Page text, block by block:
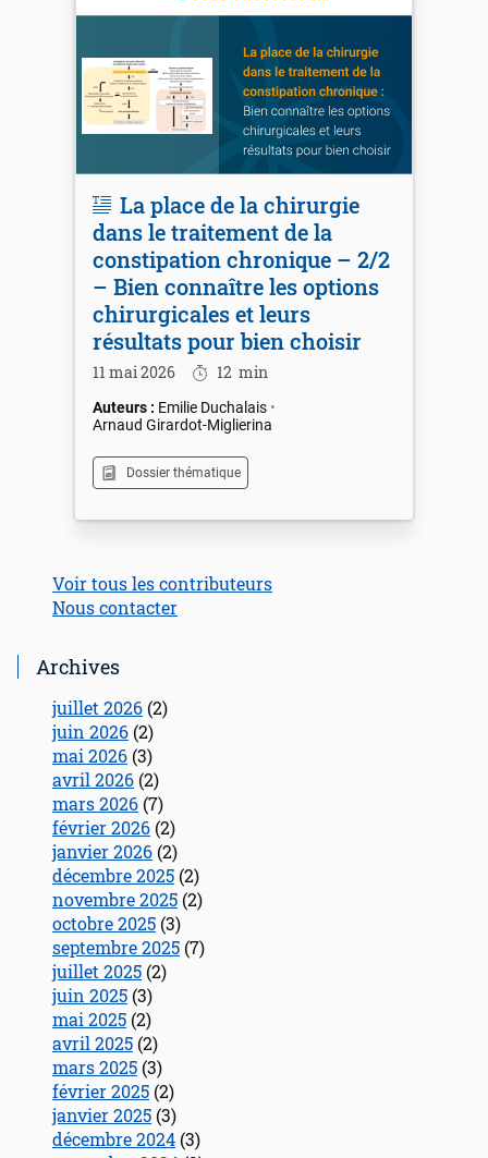
La place de la chirurgie
dans le traitement de la
constipation chronique – 2/2
– Bien connaître les options
chirurgicales et leurs
résultats pour bien choisir
11 mai 2026 12 min
Emilie Duchalais
Arnaud Girardot-Miglierina
Dossier thématique
Voir tous les contributeurs
Nous contacter
Archives
juillet 2026 (2)
juin 2026 (2)
mai 2026 (3)
avril 2026 (2)
mars 2026 (7)
février 2026 (2)
janvier 2026 (2)
décembre 2025 (2)
novembre 2025 (2)
octobre 2025 (3)
septembre 2025 (7)
juillet 2025 (2)
juin 2025 (3)
mai 2025 (2)
avril 2025 (2)
mars 2025 (3)
février 2025 (2)
janvier 2025 (3)
décembre 2024 (3)